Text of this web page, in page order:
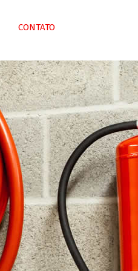
CONTATO